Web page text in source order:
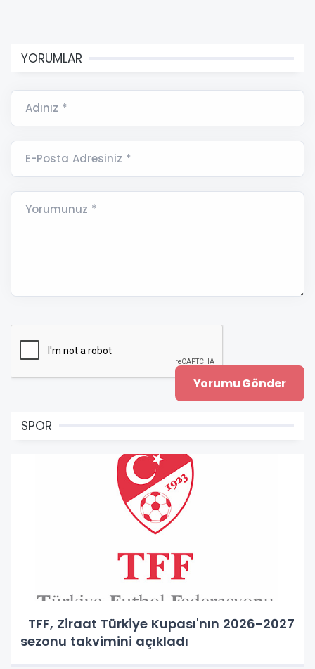
YORUMLAR
Adınız *
E-Posta Adresiniz *
Yorumunuz *
SPOR
TFF, Ziraat Türkiye Kupası'nın 2026-2027
sezonu takvimini açıkladı